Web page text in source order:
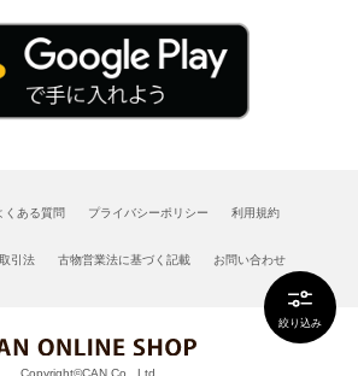
絞り込み
くある質問 プライバシーポリシー 利用規約
引法 古物営業法に基づく記載 お問い合わせ
Copyright©CAN Co., Ltd